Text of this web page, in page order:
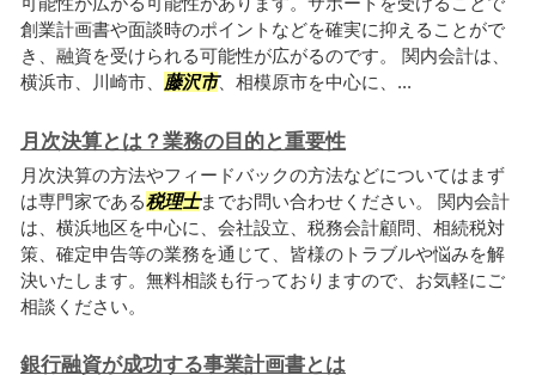
創業計画書や面談時のポイントなどを確実に抑えることがで
き、融資を受けられる可能性が広がるのです。 関内会計は、
横浜市、川崎市、 藤沢市、相模原市を中心に、...
月次決算とは？業務の目的と重要性
月次決算の方法やフィードバックの方法などについてはまず
は専門家である税理士までお問い合わせください。 関内会計
は、横浜地区を中心に、会社設立、税務会計顧問、相続税対
策、確定申告等の業務を通じて、皆様のトラブルや悩みを解
決いたします。無料相談も行っておりますので、お気軽にご
相談ください。
銀行融資が成功する事業計画書とは